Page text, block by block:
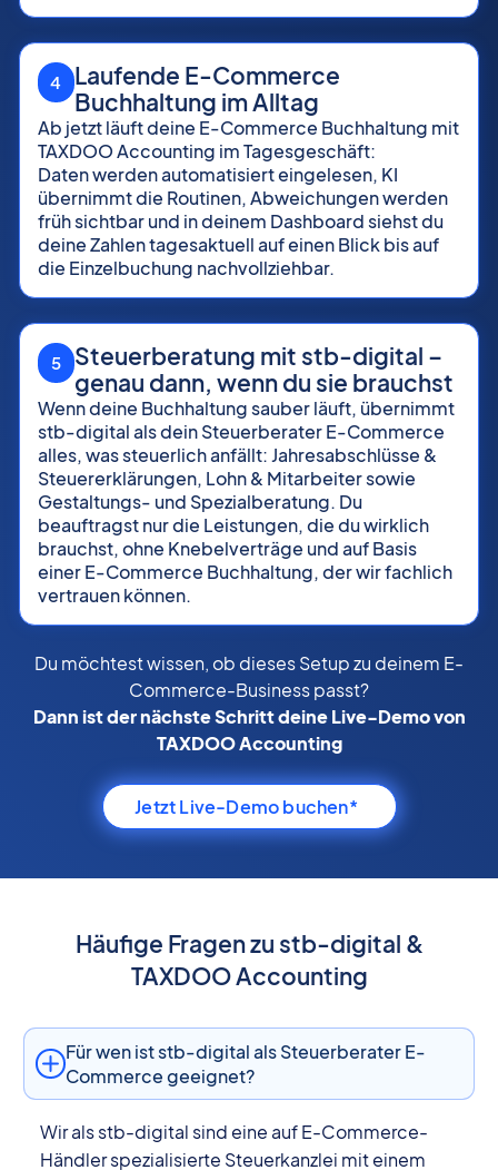
4
Laufende E-Commerce
Buchhaltung im Alltag
Ab jetzt läuft deine E-Commerce Buchhaltung mit
TAXDOO Accounting im Tagesgeschäft:
Daten werden automatisiert eingelesen, KI
übernimmt die Routinen, Abweichungen werden
früh sichtbar und in deinem Dashboard siehst du
deine Zahlen tagesaktuell auf einen Blick bis auf
die Einzelbuchung nachvollziehbar.
5
Steuerberatung mit stb-digital –
genau dann, wenn du sie brauchst
Wenn deine Buchhaltung sauber läuft, übernimmt
stb-digital als dein Steuerberater E-Commerce
alles, was steuerlich anfällt: Jahresabschlüsse &
Steuererklärungen, Lohn & Mitarbeiter sowie
Gestaltungs- und Spezialberatung. Du
beauftragst nur die Leistungen, die du wirklich
brauchst, ohne Knebelverträge und auf Basis
einer E-Commerce Buchhaltung, der wir fachlich
vertrauen können.
Du möchtest wissen, ob dieses Setup zu deinem E-
Commerce-Business passt?
Dann ist der nächste Schritt deine Live-Demo von
TAXDOO Accounting
Jetzt Live-Demo buchen*
Häufige Fragen zu stb-digital &
TAXDOO Accounting
Für wen ist stb-digital als Steuerberater E-
Commerce geeignet?
Wir als stb-digital sind eine auf E-Commerce-
Händler spezialisierte Steuerkanzlei mit einem